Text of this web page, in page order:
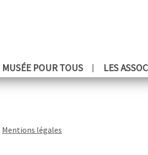
MUSÉE POUR TOUS LES
Mentions légales